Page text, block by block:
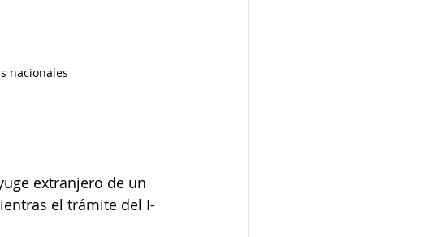
nacionales
extranjero de un
el trámite del I-